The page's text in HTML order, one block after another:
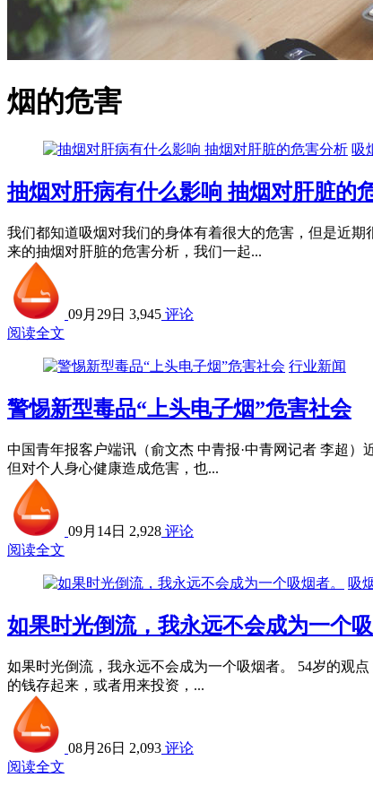
烟的危害
吸
抽烟对肝病有什么影响 抽烟对肝脏的
我们都知道吸烟对我们的身体有着很大的危害，但是近
来的抽烟对肝脏的危害分析，我们一起...
09月29日 3,945 评论
阅读全文
行业新闻
警惕新型毒品“上头电子烟”危害社会
中国青年报客户端讯（俞文杰 中青报·中青网记者 李超
但对个人身心健康造成危害，也...
09月14日 2,928 评论
阅读全文
吸
如果时光倒流，我永远不会成为一个吸
如果时光倒流，我永远不会成为一个吸烟者。 54岁的观
的钱存起来，或者用来投资，...
08月26日 2,093 评论
阅读全文